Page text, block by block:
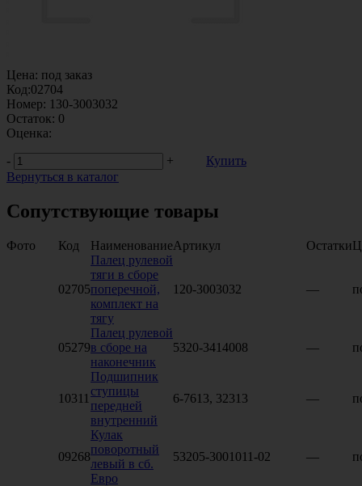
Цена: под заказ
Код:02704
Номер: 130-3003032
Остаток: 0
Оценка:
-
+
Купить
Вернуться в каталог
Сопутствующие товары
Фото Код НаименованиеАртикул Остатки
02705
Палец рулевой
тяги в сборе
поперечной,
комплект на
тягу
120-3003032 —
05279
Палец рулевой
в сборе на
наконечник
5320-3414008 —
10311
Подшипник
ступицы
передней
внутренний
6-7613, 32313 —
09268
Кулак
поворотный
левый в сб.
Евро
53205-3001011-02 —